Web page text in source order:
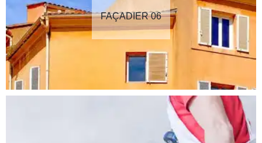
FAÇADIER 06